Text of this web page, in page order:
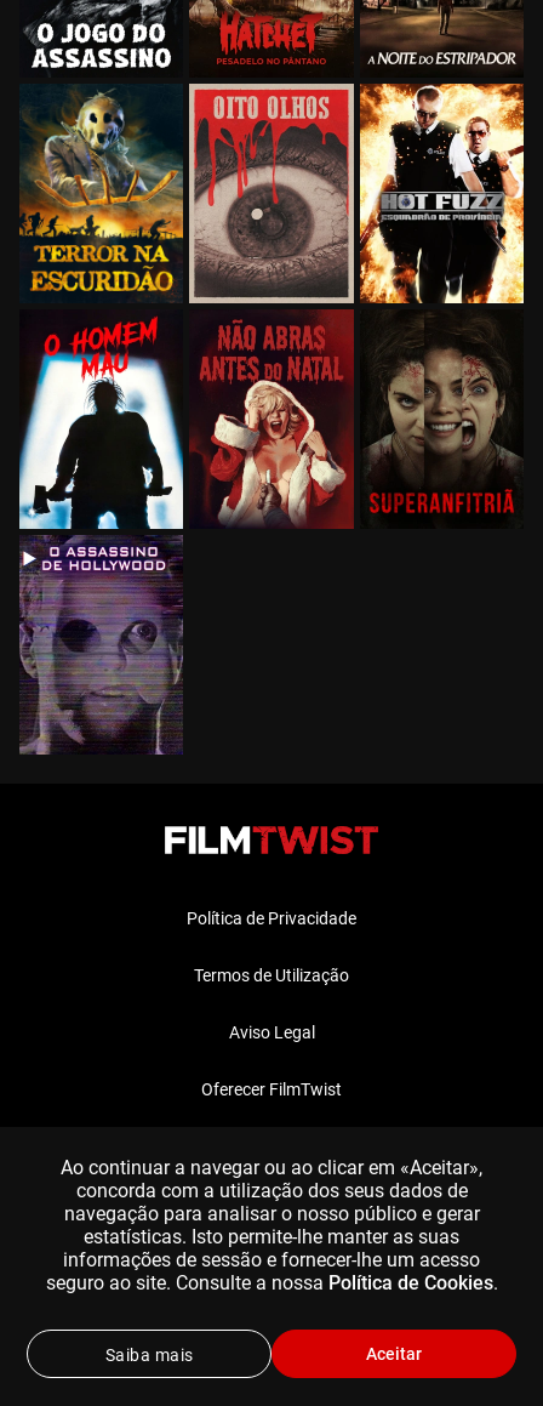
Política de Privacidade
Termos de Utilização
Aviso Legal
Oferecer FilmTwist
Ao continuar a navegar ou ao clicar em «Aceitar»,
concorda com a utilização dos seus dados de
navegação para analisar o nosso público e gerar
estatísticas. Isto permite-lhe manter as suas
informações de sessão e fornecer-lhe um acesso
seguro ao site. Consulte a nossa Política de Cookies.
Aceitar
Saiba mais